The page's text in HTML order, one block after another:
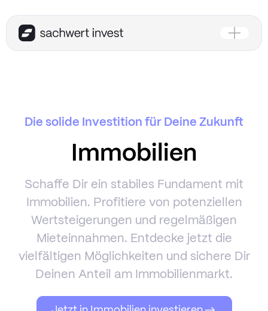
Die solide Investition für Deine Zukunft
Immobilien
Schaffe Dir ein stabiles Fundament mit
Immobilien. Profitiere von potenziellen
Wertsteigerungen und regelmäßigen
Mieteinnahmen. Entdecke jetzt die
vielfältigen Möglichkeiten und sichere Dir
Deinen Anteil am Immobilienmarkt.